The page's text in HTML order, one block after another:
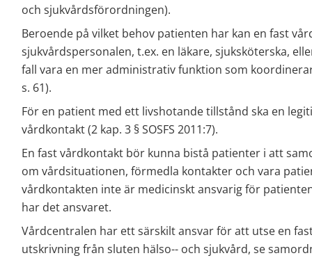
och sjukvårdsförordningen).
Beroende på vilket behov patienten har kan en fast
sjukvårdspersonalen, t.ex. en läkare, sjuksköterska,
fall vara en mer administrativ funktion som
s. 61).
För en patient med ett livshotande tillstånd ska en
vårdkontakt (2 kap. 3 § SOSFS 2011:7).
En fast vårdkontakt bör kunna bistå patienter i att
om vårdsituationen, förmedla kontakter och vara
vårdkontakten inte är medicinskt ansvarig för
har det ansvaret.
Vårdcentralen har ett särskilt ansvar för att utse en
utskrivning från sluten hälso-- och sjukvård, se